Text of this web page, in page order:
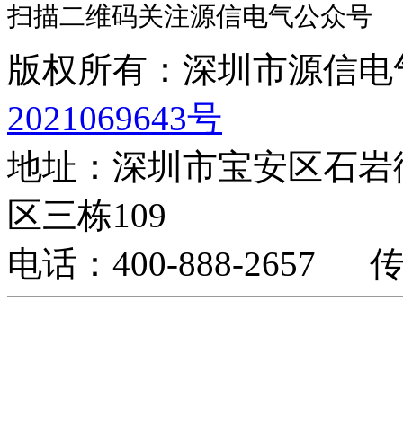
扫描二维码关注源信电气公众号
版权所有：深圳市源
2021069643号
地址：深圳市宝安区石
区三栋109
电话：400-888-2657 传